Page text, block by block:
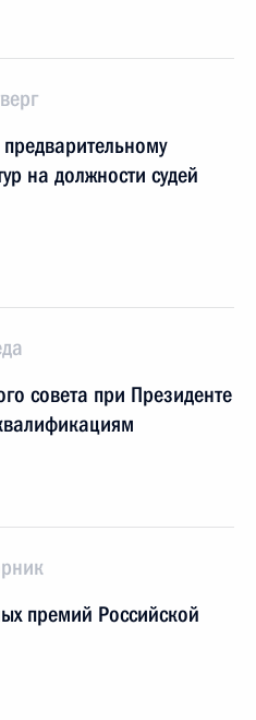
на должности судей
совета при Президенте
премий Российской